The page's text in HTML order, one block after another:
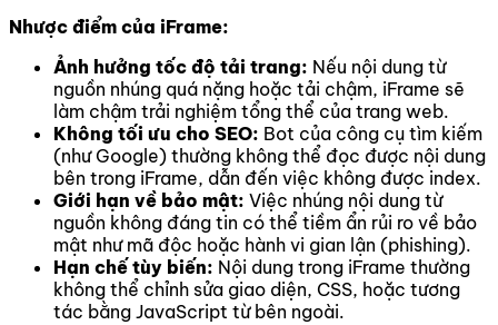
Nhược điểm của iFrame:
Ảnh hưởng tốc độ tải trang: Nếu nội dung từ
nguồn nhúng quá nặng hoặc tải chậm, iFrame sẽ
làm chậm trải nghiệm tổng thể của trang web.
Không tối ưu cho SEO: Bot của công cụ tìm kiếm
(như Google) thường không thể đọc được nội dung
bên trong iFrame, dẫn đến việc không được index.
Giới hạn về bảo mật: Việc nhúng nội dung từ
nguồn không đáng tin có thể tiềm ẩn rủi ro về bảo
mật như mã độc hoặc hành vi gian lận (phishing).
Hạn chế tùy biến: Nội dung trong iFrame thường
không thể chỉnh sửa giao diện, CSS, hoặc tương
tác bằng JavaScript từ bên ngoài.